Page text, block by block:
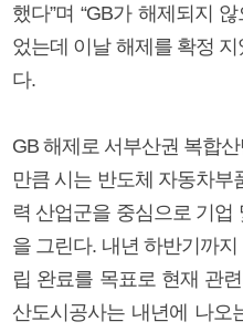
했다”며 “GB가 해제되지
었는데 이날 해제를 확정
다.
GB 해제로 서부산권 복합
만큼 시는 반도체 자동차부
력 산업군을 중심으로 기업
을 그린다. 내년 하반기까
립 완료를 목표로 현재 관
산도시공사는 내년에 나오